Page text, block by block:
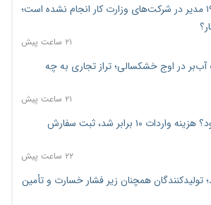
احراز صلاحیت ۱۹۴۱ مدیر در شرکت‌های وزارت کار انجام نشده است؛
۲۱ ساعت پیش
در اوج خشکسالی؛ تراز تجاری به چه
۲۱ ساعت پیش
موبایل گران می‌شود؟ هزینه واردات ۱۰ برابر شد، ثبت سفارش
۲۲ ساعت پیش
تولیدکنندگان همچنان زیر فشار خسارت و تأمین